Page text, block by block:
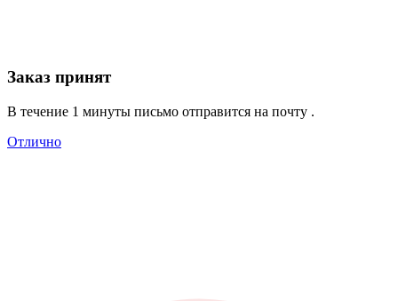
Заказ принят
В течение 1 минуты письмо отправится на почту .
Отлично